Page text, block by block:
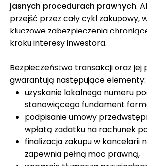
jasnych procedurach prawnych.
przejść przez cały cykl zakupowy,
kluczowe zabezpieczenia
kroku interesy inwestora.
Bezpieczeństwo transakcji oraz jej
gwarantują następujące elementy:
uzyskanie lokalnego numeru
stanowiącego fundament
podpisanie umowy
wpłatą zadatku na rachunek
finalizacja zakupu w kancelarii
zapewnia pełną moc prawną,